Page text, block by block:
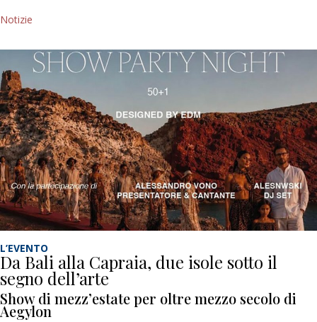
Notizie
L’EVENTO
Da Bali alla Capraia, due isole sotto il
segno dell’arte
Show di mezz’estate per oltre mezzo secolo di
Aegylon